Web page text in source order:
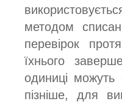
методом
перевірок
їхнього
одиниці можуть
пізніше, для